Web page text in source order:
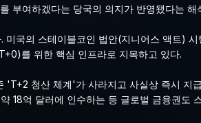
부여하겠다는 당국의 의지가 반영됐다는 해
국의 스테이블코인 법안(지니어스 액트)
를 위한 핵심 인프라로 지목하고 있다.
청산 체계'가 사라지고 사실상 즉시 지
18억 달러에 인수하는 등 글로벌 금융권도